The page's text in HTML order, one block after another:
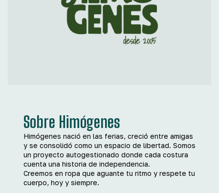
Sobre Himógenes
Himógenes nació en las ferias, creció entre amigas
y se consolidó como un espacio de libertad. Somos
un proyecto autogestionado donde cada costura
cuenta una historia de independencia.
Creemos en ropa que aguante tu ritmo y respete tu
cuerpo, hoy y siempre.